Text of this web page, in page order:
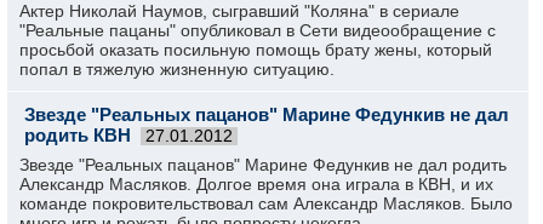
Актер Николай Наумов, сыгравший "Коляна" в сериале
"Реальные пацаны" опубликовал в Сети видеообращение с
просьбой оказать посильную помощь брату жены, который
попал в тяжелую жизненную ситуацию.
Звезде "Реальных пацанов" Марине Федункив не дал
родить КВН
27.01.2012
Звезде "Реальных пацанов" Марине Федункив не дал родить
Александр Масляков. Долгое время она играла в КВН, и их
команде покровительствовал сам Александр Масляков. Было